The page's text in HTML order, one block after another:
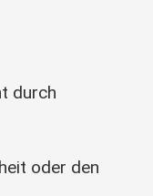
durch
oder den